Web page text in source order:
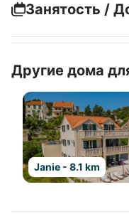
Занятость /
Другие дома
Janie - 8.1 km